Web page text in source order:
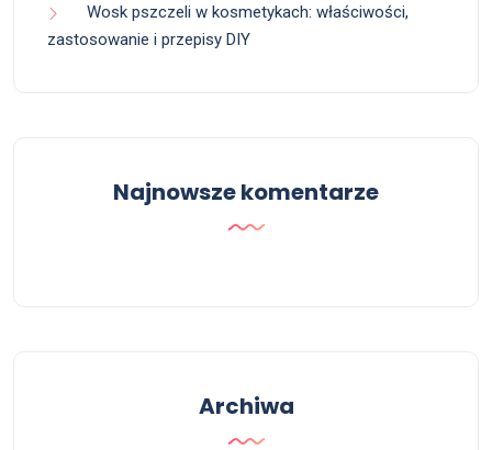
Wosk pszczeli w kosmetykach: właściwości,
zastosowanie i przepisy DIY
Najnowsze komentarze
Archiwa